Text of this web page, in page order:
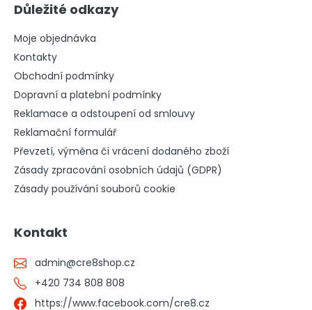
Důležité odkazy
Moje objednávka
Kontakty
Obchodní podmínky
Dopravní a platební podmínky
Reklamace a odstoupení od smlouvy
Reklamační formulář
Převzetí, výměna či vrácení dodaného zboží
Zásady zpracování osobních údajů (GDPR)
Zásady používání souborů cookie
Kontakt
admin@cre8shop.cz
+420 734 808 808
https://www.facebook.com/cre8.cz